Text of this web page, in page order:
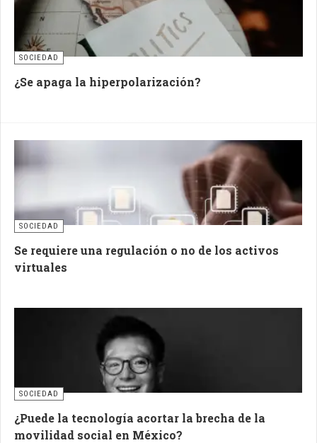
SOCIEDAD
¿Se apaga la hiperpolarización?
SOCIEDAD
Se requiere una regulación o no de los activos
virtuales
SOCIEDAD
¿Puede la tecnología acortar la brecha de la
movilidad social en México?